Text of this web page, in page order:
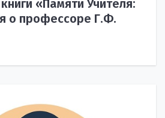
«Памяти Учителя:
о профессоре Г.Ф.